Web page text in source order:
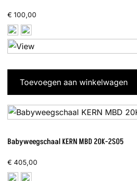
€ 100,00
Toevoegen aan winkelwagen
Babyweegschaal KERN MBD 20K-2S05
€ 405,00